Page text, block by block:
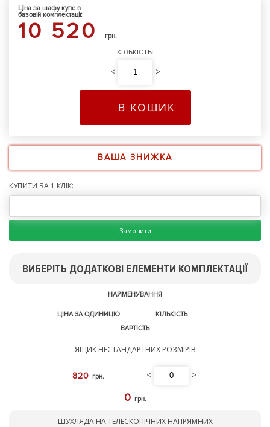
Ціна за шафу купе в
базовій комплектації:
10 520 грн.
КІЛЬКІСТЬ:
< >
В КОШИК
ВАША ЗНИЖКА
КУПИТИ ЗА 1 КЛІК:
Замовити
ВИБЕРІТЬ ДОДАТКОВІ ЕЛЕМЕНТИ КОМПЛЕКТАЦІЇ
НАЙМЕНУВАННЯ
ЦІНА ЗА ОДИНИЦЮ
КІЛЬКІСТЬ
ВАРТІСТЬ
ЯЩИК НЕСТАНДАРТНИХ РОЗМІРІВ
820 грн. < >
0 грн.
ШУХЛЯДА НА ТЕЛЕСКОПІЧНИХ НАПРЯМНИХ